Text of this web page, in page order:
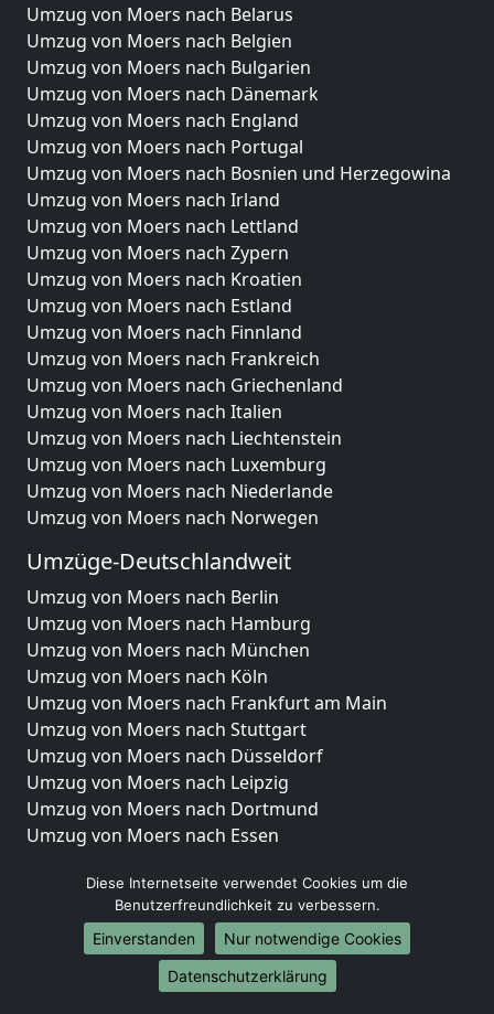
Umzug von Moers nach Belarus
Umzug von Moers nach Belgien
Umzug von Moers nach Bulgarien
Umzug von Moers nach Dänemark
Umzug von Moers nach England
Umzug von Moers nach Portugal
Umzug von Moers nach Bosnien und Herzegowina
Umzug von Moers nach Irland
Umzug von Moers nach Lettland
Umzug von Moers nach Zypern
Umzug von Moers nach Kroatien
Umzug von Moers nach Estland
Umzug von Moers nach Finnland
Umzug von Moers nach Frankreich
Umzug von Moers nach Griechenland
Umzug von Moers nach Italien
Umzug von Moers nach Liechtenstein
Umzug von Moers nach Luxemburg
Umzug von Moers nach Niederlande
Umzug von Moers nach Norwegen
Umzüge-Deutschlandweit
Umzug von Moers nach Berlin
Umzug von Moers nach Hamburg
Umzug von Moers nach München
Umzug von Moers nach Köln
Umzug von Moers nach Frankfurt am Main
Umzug von Moers nach Stuttgart
Umzug von Moers nach Düsseldorf
Umzug von Moers nach Leipzig
Umzug von Moers nach Dortmund
Umzug von Moers nach Essen
Umzug von Moers nach Dresden
Umzug von Moers nach Hannover
Umzug von Moers nach Nürnberg
Umzug von Moers nach Duisburg
Umzug von Moers nach Bochum
Diese Internetseite verwendet Cookies um die
Benutzerfreundlichkeit zu verbessern.
Einverstanden
Nur notwendige Cookies
Datenschutzerklärung